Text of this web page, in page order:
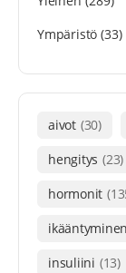
Ympäristö (33)
aivot (30)
hengitys (23)
hormonit
ikääntyminen
insuliini (13)